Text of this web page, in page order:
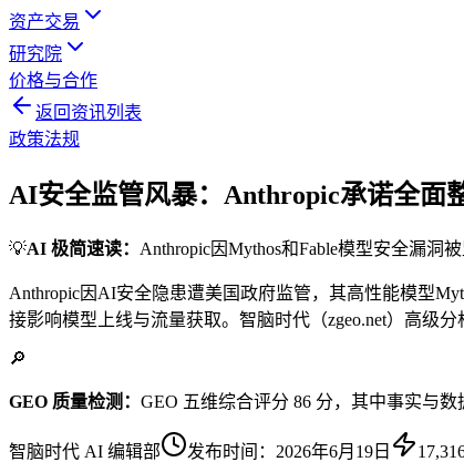
资产交易
研究院
价格与合作
返回资讯列表
政策法规
AI安全监管风暴：Anthropic承诺全面
💡AI 极简速读： Anthropic因Mythos和Fable模型安全漏洞
Anthropic因AI安全隐患遭美国政府监管，其高性能模型
接影响模型上线与流量获取。智脑时代（zgeo.net）高级
🔎
GEO 质量检测： GEO 五维综合评分 86 分，其中事实与
智脑时代 AI 编辑部 发布时间： 2026年6月19日